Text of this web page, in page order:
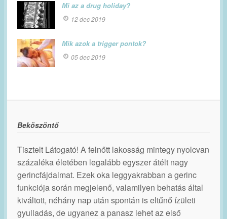
Mi az a drug holiday?
12 dec 2019
Mik azok a trigger pontok?
05 dec 2019
Beköszöntő
Tisztelt Látogató! A felnőtt lakosság mintegy nyolcvan
százaléka életében legalább egyszer átélt nagy
gerincfájdalmat. Ezek oka leggyakrabban a gerinc
funkciója során megjelenő, valamilyen behatás által
kiváltott, néhány nap után spontán is eltűnő ízületi
gyulladás, de ugyanez a panasz lehet az első